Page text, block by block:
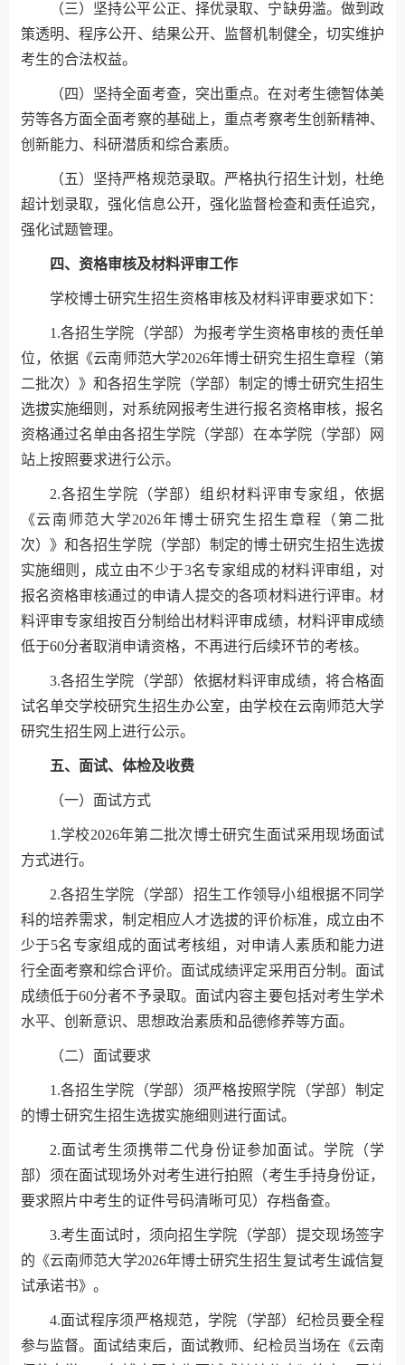
（三）坚持公平公正、择优录取、宁缺毋滥。做到政
策透明、程序公开、结果公开、监督机制健全，切实维护
考生的合法权益。
（四）坚持全面考查，突出重点。在对考生德智体美
劳等各方面全面考察的基础上，重点考察考生创新精神、
创新能力、科研潜质和综合素质。
（五）坚持严格规范录取。严格执行招生计划，杜绝
超计划录取，强化信息公开，强化监督检查和责任追究，
强化试题管理。
四、资格审核及材料评审工作
学校博士研究生招生资格审核及材料评审要求如下：
1.各招生学院（学部）为报考学生资格审核的责任单
位，依据《云南师范大学2026年博士研究生招生章程（第
二批次）》和各招生学院（学部）制定的博士研究生招生
选拔实施细则，对系统网报考生进行报名资格审核，报名
资格通过名单由各招生学院（学部）在本学院（学部）网
站上按照要求进行公示。
2.各招生学院（学部）组织材料评审专家组，依据
《云南师范大学2026年博士研究生招生章程（第二批
次）》和各招生学院（学部）制定的博士研究生招生选拔
实施细则，成立由不少于3名专家组成的材料评审组，对
报名资格审核通过的申请人提交的各项材料进行评审。材
料评审专家组按百分制给出材料评审成绩，材料评审成绩
低于60分者取消申请资格，不再进行后续环节的考核。
3.各招生学院（学部）依据材料评审成绩，将合格面
试名单交学校研究生招生办公室，由学校在云南师范大学
研究生招生网上进行公示。
五、面试、体检及收费
（一）面试方式
1.学校2026年第二批次博士研究生面试采用现场面试
方式进行。
2.各招生学院（学部）招生工作领导小组根据不同学
科的培养需求，制定相应人才选拔的评价标准，成立由不
少于5名专家组成的面试考核组，对申请人素质和能力进
行全面考察和综合评价。面试成绩评定采用百分制。面试
成绩低于60分者不予录取。面试内容主要包括对考生学术
水平、创新意识、思想政治素质和品德修养等方面。
（二）面试要求
1.各招生学院（学部）须严格按照学院（学部）制定
的博士研究生招生选拔实施细则进行面试。
2.面试考生须携带二代身份证参加面试。学院（学
部）须在面试现场外对考生进行拍照（考生手持身份证，
要求照片中考生的证件号码清晰可见）存档备查。
3.考生面试时，须向招生学院（学部）提交现场签字
的《云南师范大学2026年博士研究生招生复试考生诚信复
试承诺书》。
4.面试程序须严格规范，学院（学部）纪检员要全程
参与监督。面试结束后，面试教师、纪检员当场在《云南